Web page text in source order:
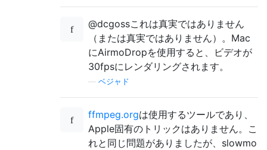
@dcgossこれは真実ではありません
（または真実ではありません）。Mac
にAirmoDropを使用すると、ビデオが
30fpsにレンダリングされます。
ベジャド
ffmpeg.orgは使用するツールであり、
Apple固有のトリックはありません。こ
れと同じ問題がありましたが、slowmo